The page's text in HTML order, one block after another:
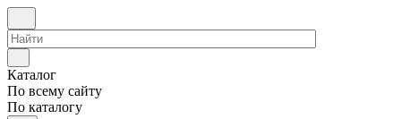
Каталог
По всему сайту
По каталогу